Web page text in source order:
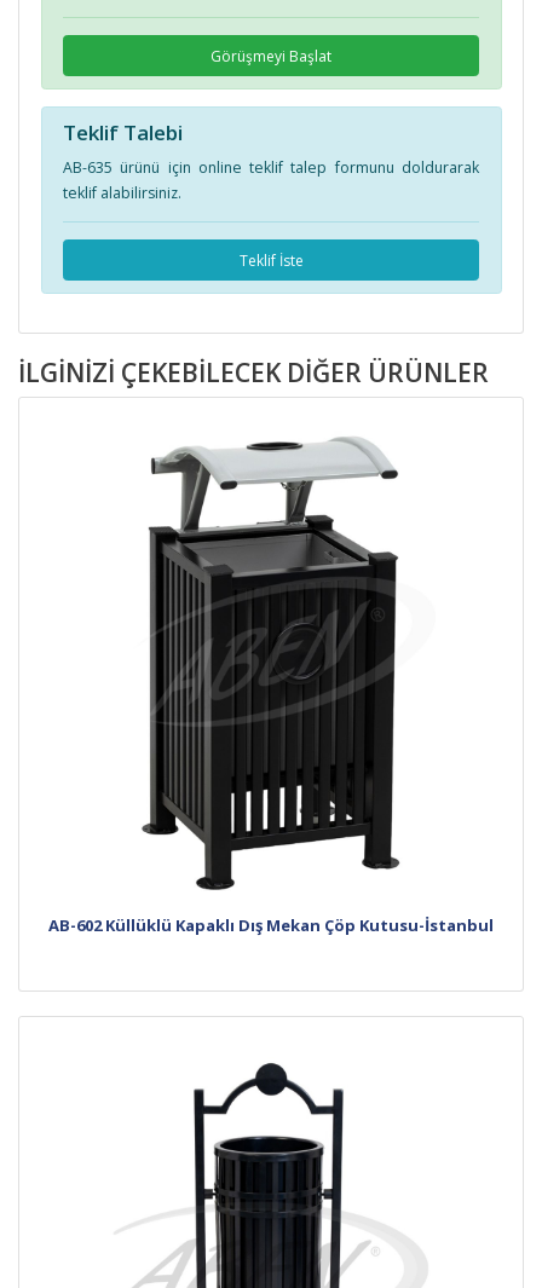
Görüşmeyi Başlat
Teklif Talebi
AB-635 ürünü için online teklif talep formunu doldurarak
teklif alabilirsiniz.
Teklif İste
İLGINIZI ÇEKEBILECEK DIĞER ÜRÜNLER
AB-602 Küllüklü Kapaklı Dış Mekan Çöp Kutusu-İstanbul